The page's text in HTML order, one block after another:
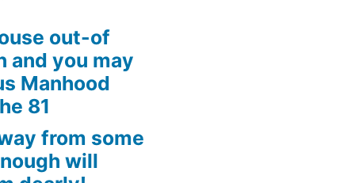
out-of
and you may
Manhood
81
from some
will